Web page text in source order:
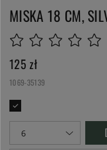
MISKA 18 CM,
125 zł
1069-35139